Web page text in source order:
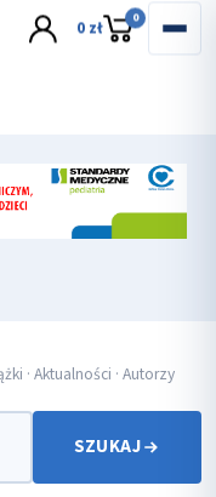
· Aktualności · Autorzy
SZUKAJ